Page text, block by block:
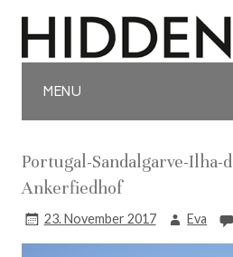
MENU
Portugal-Sandalgarve-Ilha-
Ankerfiedhof
23. November 2017 Eva